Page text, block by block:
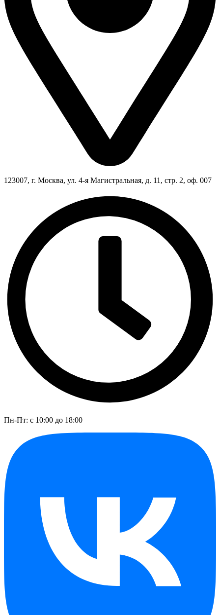
123007, г. Москва, ул. 4-я Магистральная, д. 11, стр. 2, оф. 007
Пн-Пт: с 10:00 до 18:00